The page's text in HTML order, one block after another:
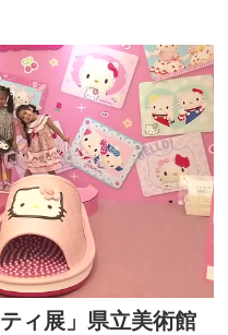
ィ展」県立美術館